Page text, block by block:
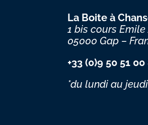
La Boite à
1 bis cours
05000 Gap –
+33 (0)9 50 51 00
*du lundi au